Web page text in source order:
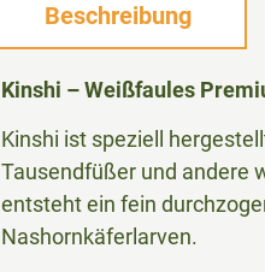
Beschreibung
Kinshi – Weißfaules
Kinshi ist speziell
Tausendfüßer und andere
entsteht ein fein
Nashornkäferlarven.